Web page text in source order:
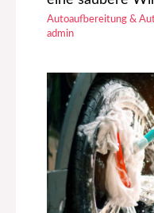
Autoaufbereitung &
admin